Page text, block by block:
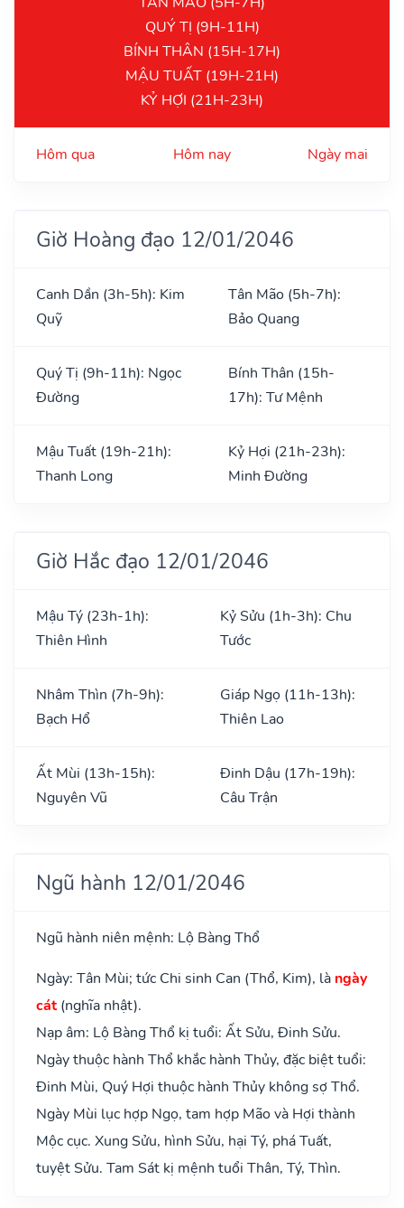
QUÝ TỊ (9H-11H)
BÍNH THÂN (15H-17H)
MẬU TUẤT (19H-21H)
KỶ HỢI (21H-23H)
Hôm qua Hôm nay Ngày mai
Giờ Hoàng đạo 12/01/2046
Canh Dần (3h-5h): Kim
Quỹ
Tân Mão (5h-7h):
Bảo Quang
Quý Tị (9h-11h): Ngọc
Đường
Bính Thân (15h-
17h): Tư Mệnh
Mậu Tuất (19h-21h):
Thanh Long
Kỷ Hợi (21h-23h):
Minh Đường
Giờ Hắc đạo 12/01/2046
Mậu Tý (23h-1h):
Thiên Hình
Kỷ Sửu (1h-3h): Chu
Tước
Nhâm Thìn (7h-9h):
Bạch Hổ
Giáp Ngọ (11h-13h):
Thiên Lao
Ất Mùi (13h-15h):
Nguyên Vũ
Đinh Dậu (17h-19h):
Câu Trận
Ngũ hành 12/01/2046
Ngũ hành niên mệnh: Lộ Bàng Thổ
Ngày: Tân Mùi; tức Chi sinh Can (Thổ, Kim), là ngày
cát(nghĩa nhật).
Nạp âm: Lộ Bàng Thổ kị tuổi: Ất Sửu, Đinh Sửu.
Ngày thuộc hành Thổ khắc hành Thủy, đặc biệt tuổi:
Đinh Mùi, Quý Hợi thuộc hành Thủy không sợ Thổ.
Ngày Mùi lục hợp Ngọ, tam hợp Mão và Hợi thành
Mộc cục. Xung Sửu, hình Sửu, hại Tý, phá Tuất,
tuyệt Sửu. Tam Sát kị mệnh tuổi Thân, Tý, Thìn.